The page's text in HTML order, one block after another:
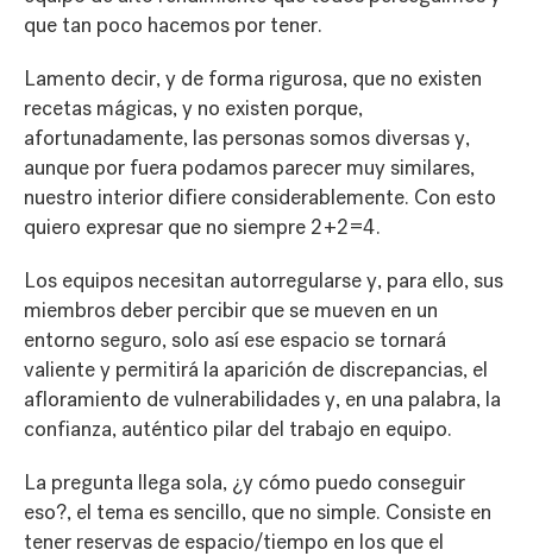
que tan poco hacemos por tener.
Lamento decir, y de forma rigurosa, que no existen
recetas mágicas, y no existen porque,
afortunadamente, las personas somos diversas y,
aunque por fuera podamos parecer muy similares,
nuestro interior difiere considerablemente. Con esto
quiero expresar que no siempre 2+2=4.
Los equipos necesitan autorregularse y, para ello, sus
miembros deber percibir que se mueven en un
entorno seguro, solo así ese espacio se tornará
valiente y permitirá la aparición de discrepancias, el
afloramiento de vulnerabilidades y, en una palabra, la
confianza, auténtico pilar del trabajo en equipo.
La pregunta llega sola, ¿y cómo puedo conseguir
eso?, el tema es sencillo, que no simple. Consiste en
tener reservas de espacio/tiempo en los que el